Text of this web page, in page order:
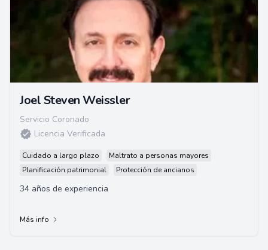
Joel Steven Weissler
Servicio Coronado
Licencia Verificada
Cuidado a largo plazo
Maltrato a personas mayores
Planificación patrimonial
Protección de ancianos
34 años de experiencia
Más info